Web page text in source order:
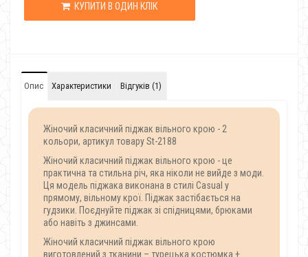
КУПИТИ В ОДИН КЛІК
Опис Характеристики Відгуків (1)
Жіночий класичний піджак вільного крою - 2
кольори, артикул товару St-2188
Жіночий класичний піджак вільного крою - це
практична та стильна річ, яка ніколи не вийде з моди.
Ця модель піджака виконана в стилі Casual у
прямому, вільному крої. Піджак застібається на
гудзики. Поєднуйте піджак зі спідницями, брюками
або навіть з джинсами.
Жіночий класичний піджак вільного крою
виготовлений з тканини – турецька костюмка +